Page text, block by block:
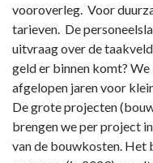
vooroverleg. Voor
tarieven. De
uitvraag over de
geld er binnen komt?
afgelopen jaren voor
De grote projecten
brengen we per project
van de bouwkosten.